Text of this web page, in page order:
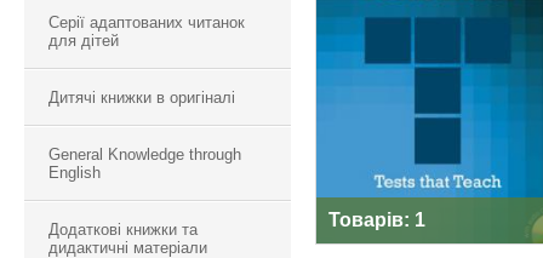
Серії адаптованих читанок
для дітей
Дитячі книжки в оригіналі
General Knowledge through
English
Додаткові книжки та
дидактичні матеріали
Товарів: 1
PTE